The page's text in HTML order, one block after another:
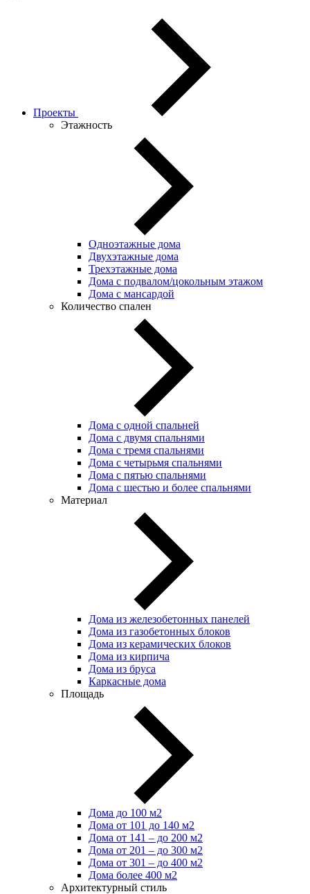
Проекты
Этажность
Одноэтажные дома
Двухэтажные дома
Трехэтажные дома
Дома с подвалом/цокольным этажом
Дома с мансардой
Количество спален
Дома с одной спальней
Дома с двумя спальнями
Дома с тремя спальнями
Дома с четырьмя спальнями
Дома с пятью спальнями
Дома с шестью и более спальнями
Материал
Дома из железобетонных панелей
Дома из газобетонных блоков
Дома из керамических блоков
Дома из кирпича
Дома из бруса
Каркасные дома
Площадь
Дома до 100 м2
Дома от 101 до 140 м2
Дома от 141 – до 200 м2
Дома от 201 – до 300 м2
Дома от 301 – до 400 м2
Дома более 400 м2
Архитектурный стиль